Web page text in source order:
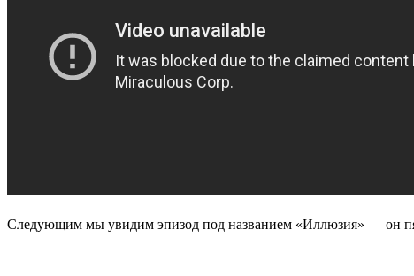
Следующим мы увидим эпизод под названием «Иллюзия» — он